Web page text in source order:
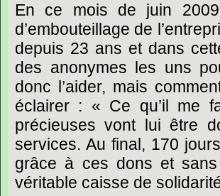
En ce mois de juin
d’embouteillage de
depuis 23 ans et dans
des anonymes les uns
donc l’aider, mais
éclairer : « Ce qu’il me
précieuses vont lui être
services. Au final, 170
grâce à ces dons et
véritable caisse de